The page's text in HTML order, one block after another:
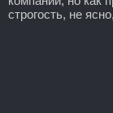
строгость, не